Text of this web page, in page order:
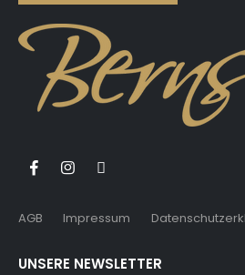
AGB Impressum
UNSERE NEWSLETTER